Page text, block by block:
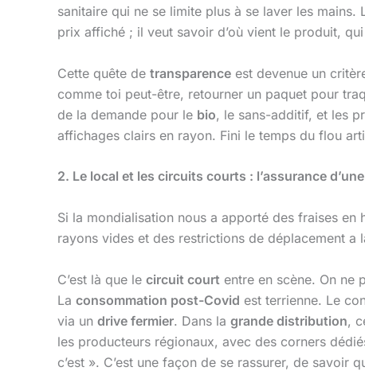
sanitaire qui ne se limite plus à se laver les mains.
prix affiché ; il veut savoir d’où vient le produit,
Cette quête de transparence est devenue un
comme toi peut-être, retourner un paquet pour
de la demande pour le bio, le sans-additif, et les
affichages clairs en rayon. Fini le temps du flou
2. Le local et les circuits courts : l’assurance
Si la mondialisation nous a apporté des fraises
rayons vides et des restrictions de déplacement
C’est là que le circuit court entre en scène. On ne
La consommation post-Covid est terrienne. Le
via un drive fermier. Dans la grande distribution,
les producteurs régionaux, avec des corners
c’est ». C’est une façon de se rassurer, de savoir